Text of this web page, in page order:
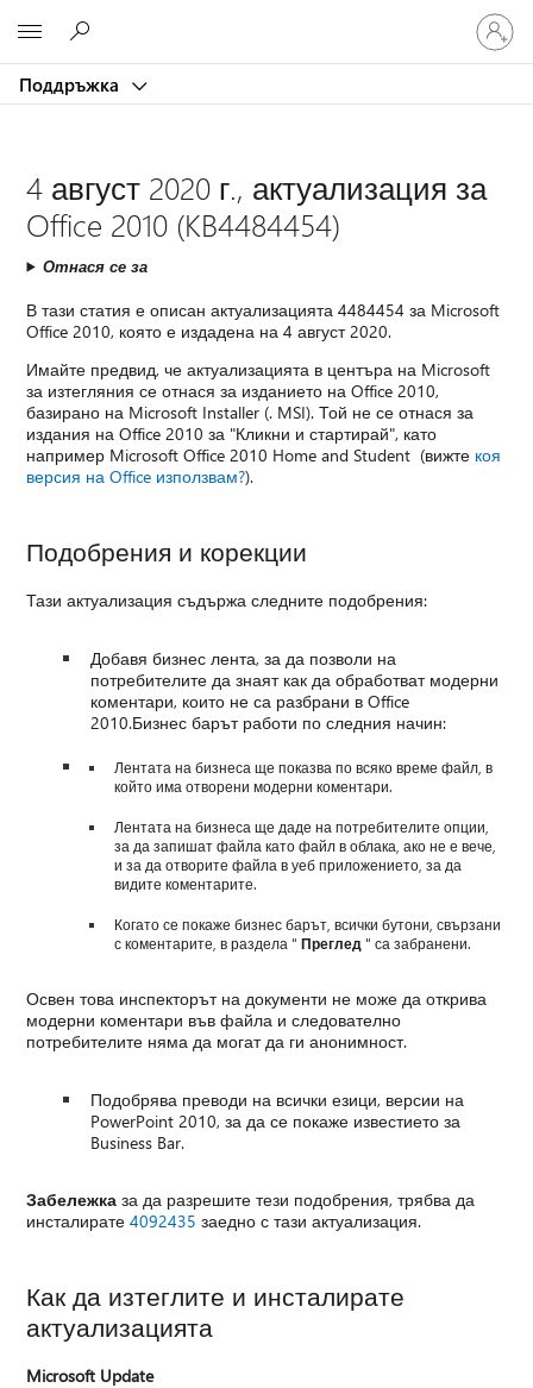
Поддръжка
Влезте
във
вашия
4 август 2020 г., актуализация за
Office 2010 (KB4484454)
Отнася се за
В тази статия е описан актуализацията 4484454 за Microsoft
Office 2010, която е издадена на 4 август 2020.
Имайте предвид, че актуализацията в центъра на Microsoft
за изтегляния се отнася за изданието на Office 2010,
базирано на Microsoft Installer (. MSI). Той не се отнася за
издания на Office 2010 за "Кликни и стартирай", като
например Microsoft Office 2010 Home and Student (вижте коя
версия на Office използвам?).
Подобрения и корекции
Тази актуализация съдържа следните подобрения:
Добавя бизнес лента, за да позволи на
потребителите да знаят как да обработват модерни
коментари, които не са разбрани в Office
2010.Бизнес барът работи по следния начин:
Лентата на бизнеса ще показва по всяко време файл, в
който има отворени модерни коментари.
Лентата на бизнеса ще даде на потребителите опции,
за да запишат файла като файл в облака, ако не е вече,
и за да отворите файла в уеб приложението, за да
видите коментарите.
Когато се покаже бизнес барът, всички бутони, свързани
с коментарите, в раздела "Преглед " са забранени.
Освен това инспекторът на документи не може да открива
модерни коментари във файла и следователно
потребителите няма да могат да ги анонимност.
Подобрява преводи на всички езици, версии на
PowerPoint 2010, за да се покаже известието за
Business Bar.
Забележка за да разрешите тези подобрения, трябва да
инсталирате4092435 заедно с тази актуализация.
Как да изтеглите и инсталирате
актуализацията
Microsoft Update